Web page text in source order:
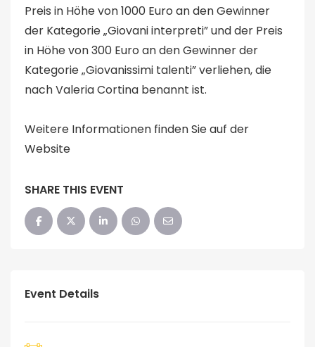
Preis in Höhe von 1000 Euro an den Gewinner
der Kategorie „Giovani interpreti” und der Preis
in Höhe von 300 Euro an den Gewinner der
Kategorie „Giovanissimi talenti” verliehen, die
nach Valeria Cortina benannt ist.
Weitere Informationen finden Sie auf der
Website
SHARE THIS EVENT
Event Details